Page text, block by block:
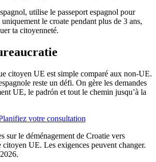
utilise le passeport espagnol pour
le croate pendant plus de 3 ans,
ta citoyenneté.
citoyen UE est simple comparé aux non-UE.
reste un défi. On gère les demandes
UE, le padrón et tout le chemin jusqu’à la
votre consultation
sur le déménagement de Croatie vers
citoyen UE. Les exigences peuvent changer.